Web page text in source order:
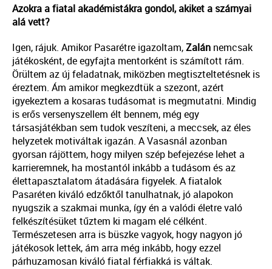
Azokra a fiatal akadémistákra gondol, akiket a szárnyai
alá vett?
Igen, rájuk. Amikor Pasarétre igazoltam,Zalán nemcsak
játékosként, de egyfajta mentorként is számított rám.
Örültem az új feladatnak, miközben megtiszteltetésnek is
éreztem. Ám amikor megkezdtük a szezont, azért
igyekeztem a kosaras tudásomat is megmutatni. Mindig
is erős versenyszellem élt bennem, még egy
társasjátékban sem tudok veszíteni, a meccsek, az éles
helyzetek motiváltak igazán. A Vasasnál azonban
gyorsan rájöttem, hogy milyen szép befejezése lehet a
karrieremnek, ha mostantól inkább a tudásom és az
élettapasztalatom átadására figyelek. A fiatalok
Pasaréten kiváló edzőktől tanulhatnak, jó alapokon
nyugszik a szakmai munka, így én a valódi életre való
felkészítésüket tűztem ki magam elé célként.
Természetesen arra is büszke vagyok, hogy nagyon jó
játékosok lettek, ám arra még inkább, hogy ezzel
párhuzamosan kiváló fiatal férfiakká is váltak.